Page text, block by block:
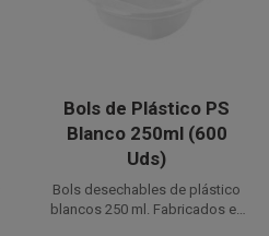
Bols de Plástico PS
Blanco 250ml (600
Uds)
Bols desechables de plástico
blancos 250 ml. Fabricados en